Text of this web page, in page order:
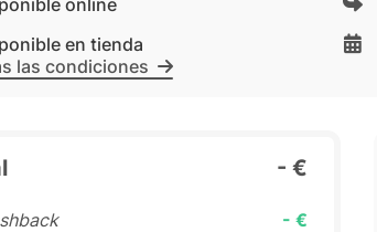
en tienda
online
las condiciones
- €
- €